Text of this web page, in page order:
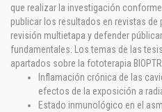
que realizar la investigación
publicar los resultados en revistas de
revisión multietapa y defender
fundamentales. Los temas de las
apartados sobre la fototerapia
Inflamación crónica de las
efectos de la exposición a
Estado inmunológico en el